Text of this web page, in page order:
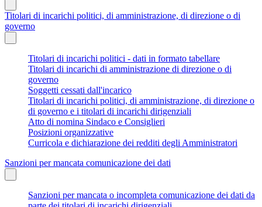
Titolari di incarichi politici, di amministrazione, di direzione o di
governo
Titolari di incarichi politici - dati in formato tabellare
Titolari di incarichi di amministrazione di direzione o di
governo
Soggetti cessati dall'incarico
Titolari di incarichi politici, di amministrazione, di direzione o
di governo e i titolari di incarichi dirigenziali
Atto di nomina Sindaco e Consiglieri
Posizioni organizzative
Curricola e dichiarazione dei redditi degli Amministratori
Sanzioni per mancata comunicazione dei dati
Sanzioni per mancata o incompleta comunicazione dei dati da